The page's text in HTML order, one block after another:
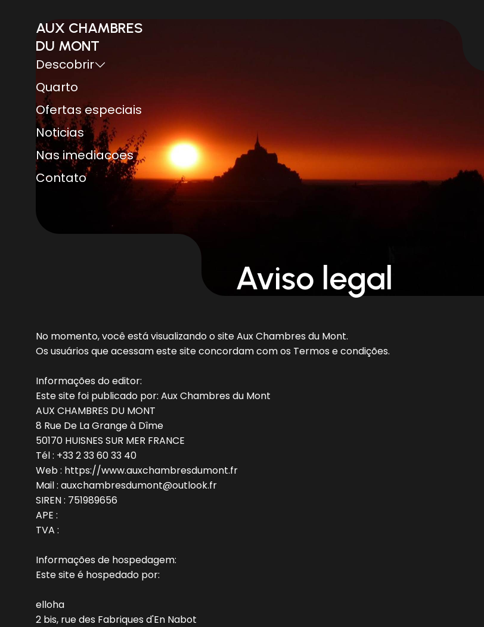
AUX CHAMBRES
DU MONT
Descobrir
Quarto
Ofertas especiais
Noticias
Nas imediacoes
Contato
Aviso legal
No momento, você está visualizando o site Aux Chambres du Mont.
Os usuários que acessam este site concordam com os Termos e condições.
Informações do editor:
Este site foi publicado por: Aux Chambres du Mont
AUX CHAMBRES DU MONT
8 Rue De La Grange à Dîme
50170 HUISNES SUR MER FRANCE
Tél : +33 2 33 60 33 40
Web : https://www.auxchambresdumont.fr
Mail : auxchambresdumont@outlook.fr
SIREN : 751989656
APE :
TVA :
Informações de hospedagem:
Este site é hospedado por:
elloha
2 bis, rue des Fabriques d'En Nabot